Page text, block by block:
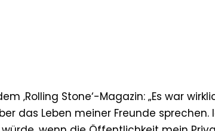
‚Rolling Stone‘-Magazin: „Es war
das Leben meiner Freunde